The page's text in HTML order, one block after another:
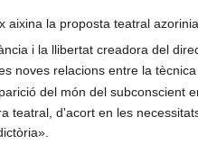
aixina la proposta teatral
i la llibertat creadora del
noves relacions entre la
del món del subconscient
teatral, d'acort en les